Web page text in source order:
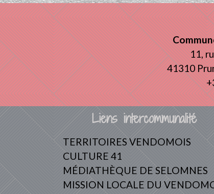
11,
41310
Liens intercommunalité
TERRITOIRES VENDOMOIS
CULTURE 41
MÉDIATHÈQUE DE SELOMNES
MISSION LOCALE DU